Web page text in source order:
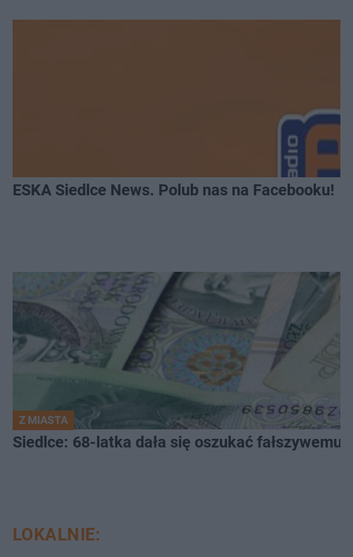
ESKA Siedlce News. Polub nas na Facebooku!
Z MIASTA
Siedlce: 68-latka dała się oszukać
LOKALNIE: